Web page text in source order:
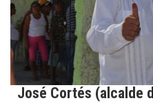
José Cortés (alcalde